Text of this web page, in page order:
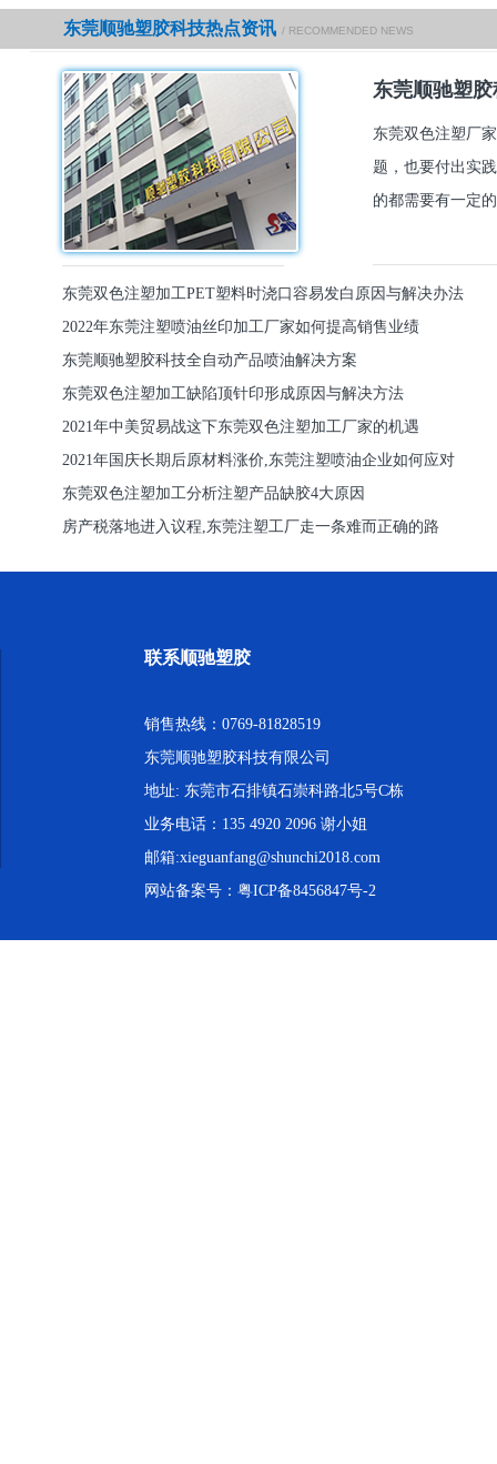
东莞顺驰塑胶科技热点资讯 / RECOMMENDED NEWS
东莞顺驰塑
东莞双色注塑厂
题，也要付出实
的都需要有一定
东莞双色注塑加工PET塑料时浇口容易发白原因与解决办法
2022年东莞注塑喷油丝印加工厂家如何提高销售业绩
东莞顺驰塑胶科技全自动产品喷油解决方案
东莞双色注塑加工缺陷顶针印形成原因与解决方法
2021年中美贸易战这下东莞双色注塑加工厂家的机遇
2021年国庆长期后原材料涨价,东莞注塑喷油企业如何应对
东莞双色注塑加工分析注塑产品缺胶4大原因
房产税落地进入议程,东莞注塑工厂走一条难而正确的路
联系顺驰塑胶
销售热线：0769-81828519
东莞顺驰塑胶科技有限公司
地址: 东莞市石排镇石崇科路北5号C栋
业务电话：135 4920 2096 谢小姐
邮箱:xieguanfang@shunchi2018.com
网站备案号： 粤ICP备8456847号-2